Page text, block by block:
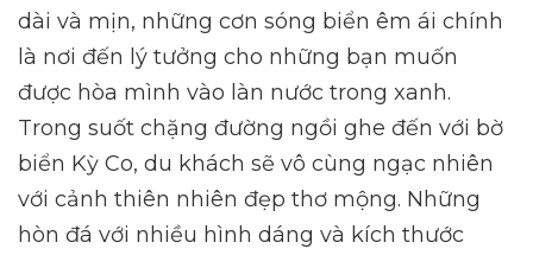
dài và mịn, những cơn sóng biển êm ái chính
là nơi đến lý tưởng cho những bạn muốn
được hòa mình vào làn nước trong xanh.
Trong suốt chặng đường ngồi ghe đến với bờ
biển Kỳ Co, du khách sẽ vô cùng ngạc nhiên
với cảnh thiên nhiên đẹp thơ mộng. Những
hòn đá với nhiều hình dáng và kích thước